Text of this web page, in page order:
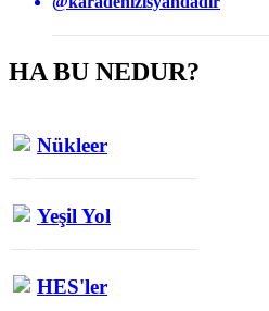
HA BU NEDUR?
Nükleer
Yeşil Yol
HES'ler